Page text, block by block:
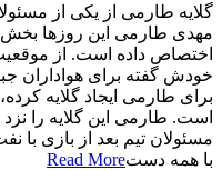
گلایه طارمی از یکی از
مهدی طارمی این روزها
اختصاص داده است. از
خودش گفته برای هواداران
برای طارمی ایجاد گلایه
است. طارمی این گلایه را
مسئولان تیم بعد از بازی با
با همه دستRead More